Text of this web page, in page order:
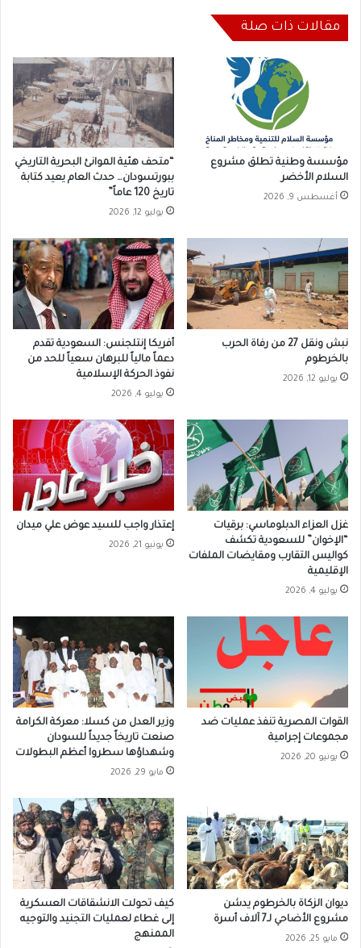
مقالات ذات صلة
مؤسسة وطنية تطلق مشروع
السلام الأخضر
أغسطس 9, 2026
“متحف هئية الموانئ البحرية التاريخي
ببورتسودان… حدث العام يعيد كتابة
تاريخ 120 عاماً”
يوليو 12, 2026
نبش ونقل 27 من رفاة الحرب
بالخرطوم
يوليو 12, 2026
أفريكا إنتلجنس: السعودية تقدم
دعماً مالياً للبرهان سعياً للحد من
نفوذ الحركة الإسلامية
يوليو 4, 2026
غزل العزاء الدبلوماسي: برقيات
“الإخوان” للسعودية تكشف
كواليس التقارب ومقايضات الملفات
الإقليمية
يوليو 4, 2026
إعتذار واجب للسيد عوض علي ميدان
يونيو 21, 2026
القوات المصرية تنفذ عمليات ضد
مجموعات إجرامية
يونيو 20, 2026
وزير العدل من كسلا: معركة الكرامة
صنعت تاريخاً جديداً للسودان
وشهداؤها سطروا أعظم البطولات
مايو 29, 2026
ديوان الزكاة بالخرطوم يدشن
مشروع الأضاحي لـ7 آلاف أسرة
مايو 25, 2026
كيف تحولت الانشقاقات العسكرية
إلى غطاء لعمليات التجنيد والتوجيه
الممنهج